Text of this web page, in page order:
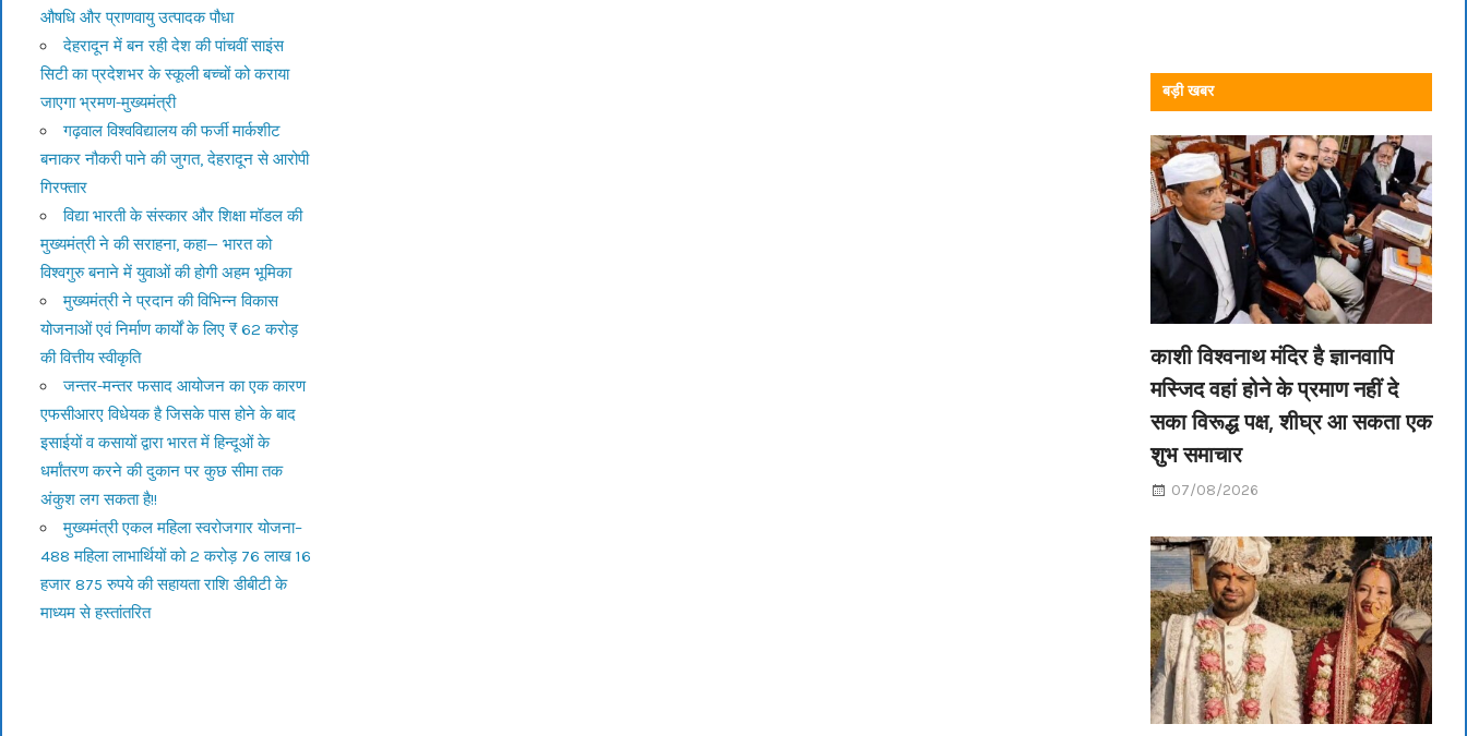
औषधि और प्राणवायु उत्पादक पौधा
देहरादून में बन रही देश की पांचवीं साइंस
सिटी का प्रदेशभर के स्कूली बच्चों को कराया
जाएगा भ्रमण-मुख्यमंत्री
गढ़वाल विश्वविद्यालय की फर्जी मार्कशीट
बनाकर नौकरी पाने की जुगत, देहरादून से आरोपी
गिरफ्तार
विद्या भारती के संस्कार और शिक्षा मॉडल की
मुख्यमंत्री ने की सराहना, कहा— भारत को
विश्वगुरु बनाने में युवाओं की होगी अहम भूमिका
मुख्यमंत्री ने प्रदान की विभिन्न विकास
योजनाओं एवं निर्माण कार्यों के लिए ₹ 62 करोड़
की वित्तीय स्वीकृति
जन्तर-मन्तर फसाद आयोजन का एक कारण
एफसीआरए विधेयक है जिसके पास होने के बाद
इसाईयों व कसायों द्वारा भारत में हिन्दूओं के
धर्मांतरण करने की दुकान पर कुछ सीमा तक
अंकुश लग सकता है!!
मुख्यमंत्री एकल महिला स्वरोजगार योजना–
488 महिला लाभार्थियों को 2 करोड़ 76 लाख 16
हजार 875 रुपये की सहायता राशि डीबीटी के
माध्यम से हस्तांतरित
बड़ी खबर
काशी विश्वनाथ मंदिर है ज्ञानवापि
मस्जिद वहां होने के प्रमाण नहीं दे
सका विरूद्ध पक्ष, शीघ्र आ सकता एक
शुभ समाचार
07/08/2026